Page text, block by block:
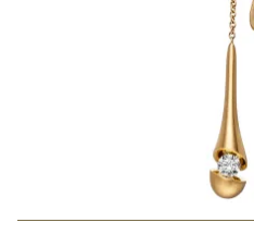
ROLEX CERTIFIED PRE-OWNED